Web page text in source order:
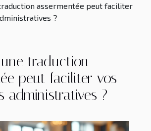
assermentée peut faciliter
?
traduction
peut faciliter vos
administratives ?